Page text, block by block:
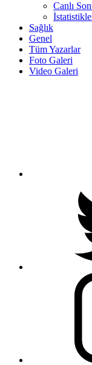
Canlı
Sağlık
Genel
Tüm Yazarlar
Foto Galeri
Video Galeri